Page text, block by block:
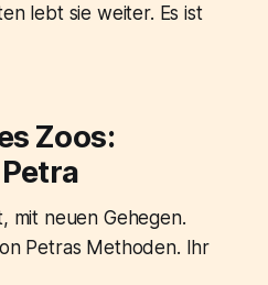
lebt sie weiter. Es ist
Zoos:
mit neuen Gehegen.
Petras Methoden. Ihr